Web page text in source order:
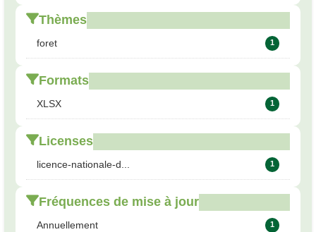
Thèmes
foret 1
Formats
XLSX 1
Licenses
licence-nationale-d... 1
Fréquences de mise à jour
Annuellement 1